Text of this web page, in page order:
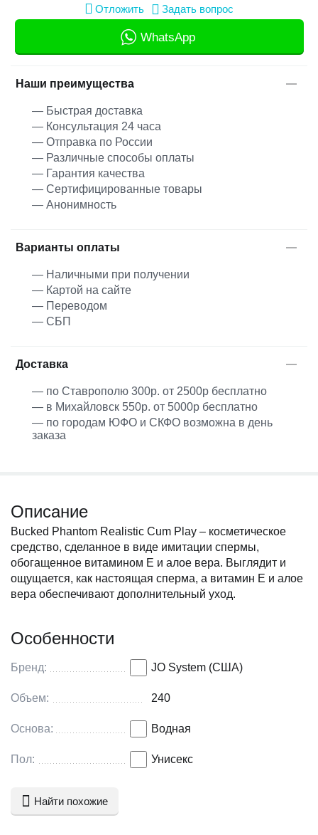
Отложить Задать вопрос
WhatsApp
Наши преимущества
— Быстрая доставка
— Консультация 24 часа
— Отправка по России
— Различные способы оплаты
— Гарантия качества
— Сертифицированные товары
— Анонимность
Варианты оплаты
— Наличными при получении
— Картой на сайте
— Переводом
— СБП
Доставка
— по Ставрополю 300р. от 2500р бесплатно
— в Михайловск 550р. от 5000р бесплатно
— по городам ЮФО и СКФО возможна в день
заказа
Описание
Bucked Phantom Realistic Cum Play – косметическое
средство, сделанное в виде имитации спермы,
обогащенное витамином E и алое вера. Выглядит и
ощущается, как настоящая сперма, а витамин E и алое
вера обеспечивают дополнительный уход.
Особенности
Бренд: JO System (США)
Объем: 240
Основа: Водная
Пол: Унисекс
Найти похожие